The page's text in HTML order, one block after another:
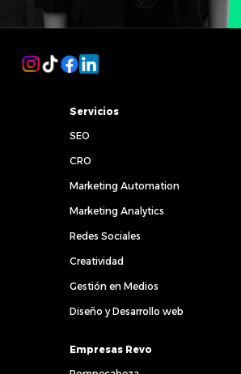
Servicios
SEO
CRO
Marketing Automation
Marketing Analytics
Redes Sociales
Creatividad
Gestión en Medios
Diseño y Desarrollo web
Empresas Revo